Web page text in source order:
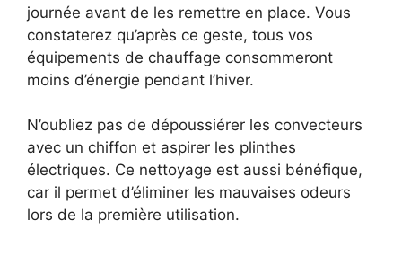
journée avant de les remettre en place. Vous
constaterez qu’après ce geste, tous vos
équipements de chauffage consommeront
moins d’énergie pendant l’hiver.
N’oubliez pas de dépoussiérer les convecteurs
avec un chiffon et aspirer les plinthes
électriques. Ce nettoyage est aussi bénéfique,
car il permet d’éliminer les mauvaises odeurs
lors de la première utilisation.